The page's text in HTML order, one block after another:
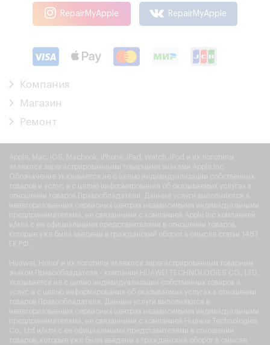
RepairMyApple RepairMyApple
Компания
Магазин
Ремонт
Apple, Mac, iOS, Macbook, iPhone, iPad, Watch, iPod и их логотипы
являются зарегистрированными товарными знаками Apple Inc.
Обозначение Указывается не с целью индивидуализации собственных
товаров и услуг, а с целью информирования об оказываемых услугах в
отношении товаров Правообладателя. Данные услуги выполняются в
неавторизованных сервисных центрах независимыми индивидуальными
предпринимателями, не связанными с компанией Apple Inc компанией
и/или с ее официальными представителями в отношении товаров,
которые уже были введены в гражданский оборот в смысле статьи 1487
ГК РФ.
Huawei, Honor и их логотипы являются зарегистрированным товарным
знаком Правообладателя - компании HUAWEI TECHNOLOGIES CO., LTD.
Указывается не с целью индивидуализации собственных товаров и
услуг, а с целью информирования об оказываемых услугах в отношении
товаров Правообладателя. Данные услуги выполняются в
неавторизованных сервисных центрах независимыми индивидуальными
предпринимателями, не связанными с компанией Huawei Technologies
Co., Ltd и/или с ее официальными представителями в отношении
товаров, которые уже были введены в гражданский оборот в смысле